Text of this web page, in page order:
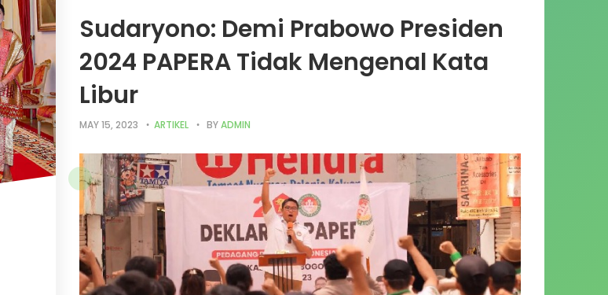
Sudaryono: Demi Prabowo Presiden
2024 PAPERA Tidak Mengenal Kata
Libur
MAY 15, 2023 ARTIKEL BYADMIN